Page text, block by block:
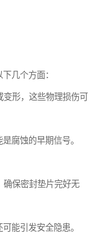
几个方面：
形，这些物理损伤可
腐蚀的早期信号。
确保密封垫片完好无
能引发安全隐患。